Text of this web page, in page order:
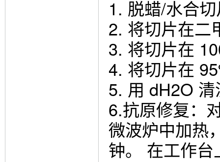
1. 脱蜡/水合
2. 将切片在二
3. 将切片在
4. 将切片在
5. 用 dH2O
6.抗原修复：
微波炉中加热
钟。 在工作